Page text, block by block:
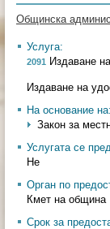
Общинска
Услуга:
2091 Издаване
Издаване на
На основание на:
Закон за
Услугата се
Не
Орган по
Кмет на община
Срок за